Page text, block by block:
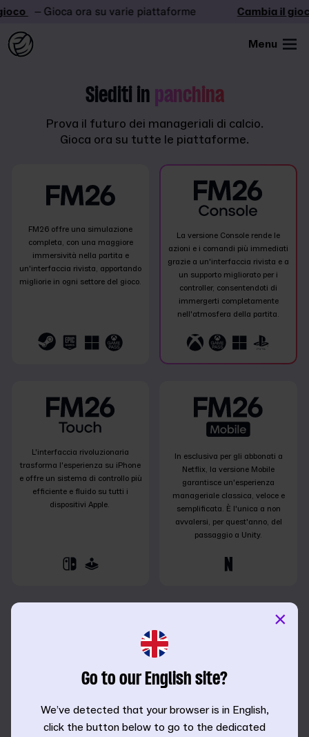
– Gioca ora su varie piattaforme Cambia il gioco
Menu
Siediti in panchina
Prova il futuro dei manageriali di calcio.
Gioca ora su tutte le piattaforme.
FM26 offre una simulazione
completa, con una maggiore
immersività nella partita e
un'interfaccia rivista, apportando
migliorie in ogni settore del gioco.
La versione Console rende le
azioni e i comandi più immediati
grazie a un'interfaccia rivista e a
un supporto migliorato per i
controller, consentendoti di
immergerti completamente
nell'atmosfera della partita.
L'interfaccia rivoluzionaria
trasforma l'esperienza su iPhone
e offre un sistema di controllo più
efficiente e fluido su tutti i
dispositivi Apple.
In esclusiva per gli abbonati a
Netflix, la versione Mobile
garantisce un'esperienza
manageriale classica, veloce e
semplificata. È l'unica a non
avvalersi, per quest'anno, del
passaggio a Unity.
Go to our English site?
We’ve detected that your browser is in English,
click the button below to go to the dedicated
×